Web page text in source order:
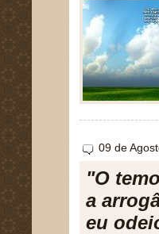
09 de
"O
a
eu